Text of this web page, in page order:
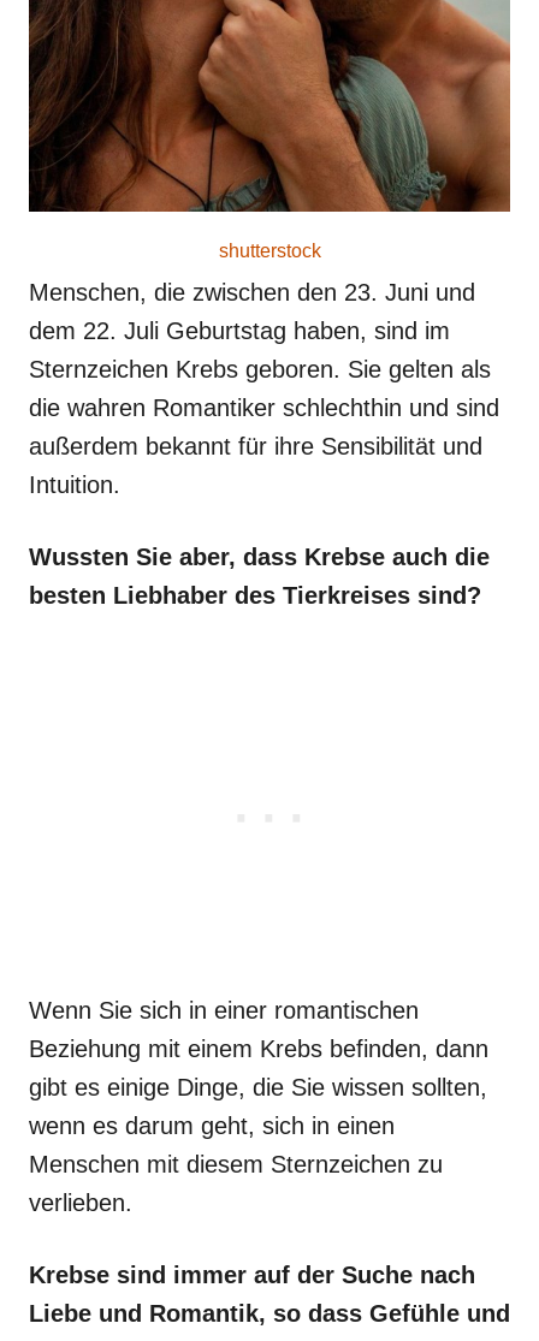
o
n
shutterstock
Menschen, die zwischen den 23. Juni und
dem 22. Juli Geburtstag haben, sind im
Sternzeichen Krebs geboren. Sie gelten als
die wahren Romantiker schlechthin und sind
außerdem bekannt für ihre Sensibilität und
Intuition.
Wussten Sie aber, dass Krebse auch die
besten Liebhaber des Tierkreises sind?
Wenn Sie sich in einer romantischen
Beziehung mit einem Krebs befinden, dann
gibt es einige Dinge, die Sie wissen sollten,
wenn es darum geht, sich in einen
Menschen mit diesem Sternzeichen zu
verlieben.
Krebse sind immer auf der Suche nach
Liebe und Romantik, so dass Gefühle und